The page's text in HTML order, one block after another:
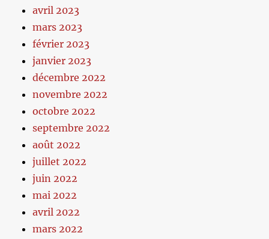
avril 2023
mars 2023
février 2023
janvier 2023
décembre 2022
novembre 2022
octobre 2022
septembre 2022
août 2022
juillet 2022
juin 2022
mai 2022
avril 2022
mars 2022